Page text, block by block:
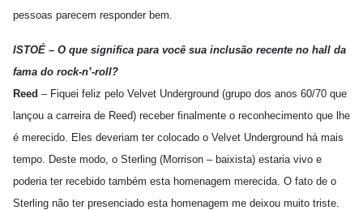
pessoas parecem responder bem.
ISTOÉ – O que significa para você sua inclusão recente no hall da
fama do rock-n’-roll?
Reed – Fiquei feliz pelo Velvet Underground (grupo dos anos 60/70 que
lançou a carreira de Reed) receber finalmente o reconhecimento que lhe
é merecido. Eles deveriam ter colocado o Velvet Underground há mais
tempo. Deste modo, o Sterling (Morrison – baixista) estaria vivo e
poderia ter recebido também esta homenagem merecida. O fato de o
Sterling não ter presenciado esta homenagem me deixou muito triste.